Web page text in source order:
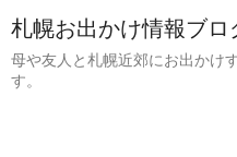
札幌お出かけ情報ブロ
母や友人と札幌近郊にお出かけ
す。